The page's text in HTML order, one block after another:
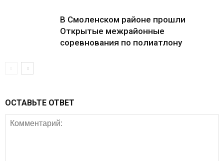
В Смоленском районе прошли
Открытые межрайонные
соревнования по полиатлону
ОСТАВЬТЕ ОТВЕТ